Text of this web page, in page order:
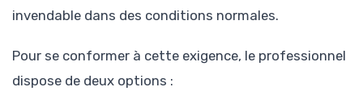
invendable dans des conditions normales.
Pour se conformer à cette exigence, le professionnel
dispose de deux options :